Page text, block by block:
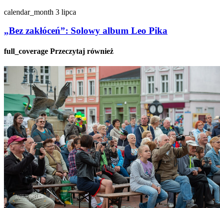
calendar_month 3 lipca
„Bez zakłóceń”: Solowy album Leo Pika
full_coverage Przeczytaj również